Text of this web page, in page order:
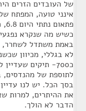
כשיש מה שנקרא
באמת משתדל לשחרר,
לא בגללי, מכיוון
כ700- תיקים
בסך הכל. יש לנו
את ההיתרים, למרות
הדבר לא הולך.